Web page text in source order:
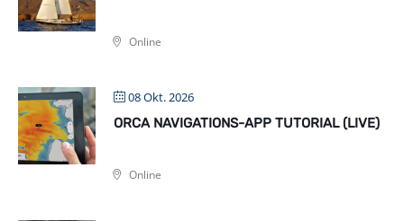
Online
08 Okt. 2026
ORCA NAVIGATIONS-APP TUTORIAL (LIVE)
Online